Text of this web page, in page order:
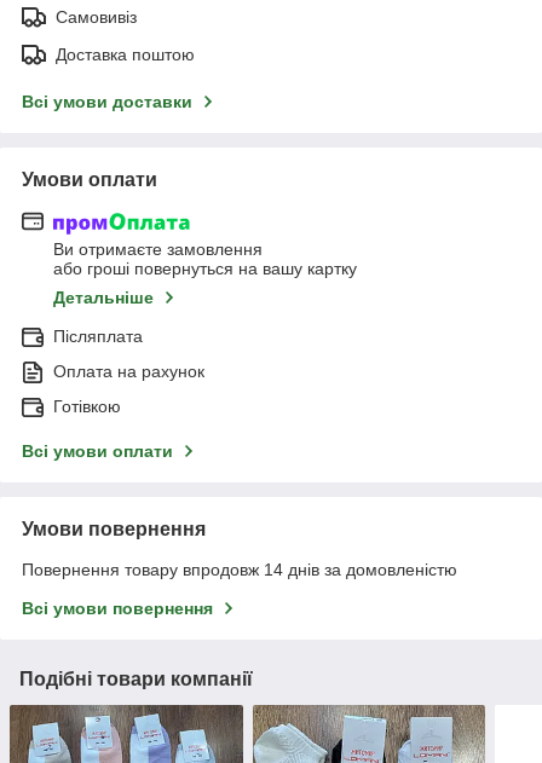
Самовивіз
Доставка поштою
Всі умови доставки
Умови оплати
Ви отримаєте замовлення
або гроші повернуться на вашу картку
Детальніше
Післяплата
Оплата на рахунок
Готівкою
Всі умови оплати
Умови повернення
Повернення товару впродовж 14 днів за домовленістю
Всі умови повернення
Подібні товари компанії